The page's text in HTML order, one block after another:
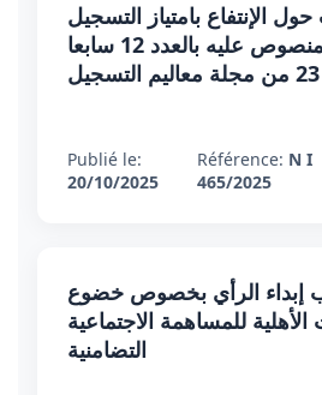
الإنتفاع بامتياز التسجيل
بالمعلوم القار المنصوص عليه بالعدد 12 سابعا
Publié le:
20/10/2025
Référence: N I
465/2025
الرأي بخصوص خضوع
للمساهمة الاجتماعية
التضامنية